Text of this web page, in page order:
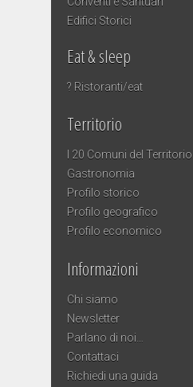
Edifici Storici
Eat & sleep
? Ristoranti/eat
Territorio
I 20 Comuni del Territorio
Gastronomia
Profilo storico
Profilo geografico
Profilo economico
Informazioni
Chi siamo
Newsletter
Parlano di noi…
Contattaci
Richiedi una guida